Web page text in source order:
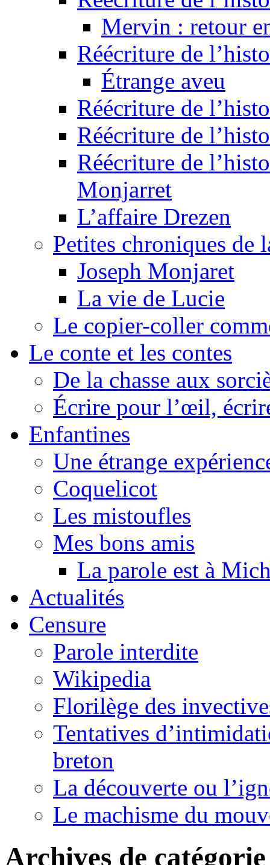
Mervin : retour
Réécriture de
Étrange aveu
Réécriture de
Réécriture de
Réécriture de
Monjarret
L’affaire Drezen
Petites chroniques de
Joseph Monjaret
La vie de Lucie
Le copier-coller
Le conte et les contes
De la chasse aux
Écrire pour l’œil,
Enfantines
Une étrange
Coquelicot
Les mistoufles
Mes bons amis
La parole est à
Actualités
Censure
Parole interdite
Wikipedia
Florilège des
Tentatives
breton
La découverte ou
Le machisme du
Archives de